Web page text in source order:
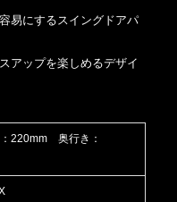
易にするスイングドアパ
アップを楽しめるデザイ
220mm 奥行き：